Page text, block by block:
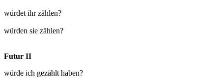
würdet ihr zählen?
würden sie zählen?
Futur II
würde ich gezählt haben?